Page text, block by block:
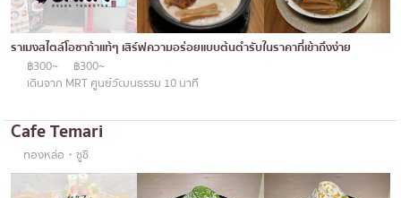
ร้านอาหารญี่ปุ่นระดับพรีเมียม
ซาชิมิ/อาหารทะเล
อาหารตะวันตกสไตล์ญี่ปุ่น
ปลาไหลย่าง
ข้าวปั้นญี่ปุ่น
ปู
อ่อนนุช
พระราม 9
รัชดา
พระโขนง
เพลินจิต
ชิดลม
ราเมงสไตล์โอซาก้าแท้ๆ เสิร์ฟความอร่อยแบบต้นตำรับในราคาที่เข้าถึงง่าย
฿300~
฿300~
เดินจาก MRT ศูนย์วัฒนธรรม 10 นาที
Cafe Temari
ทองหล่อ・ซูชิ